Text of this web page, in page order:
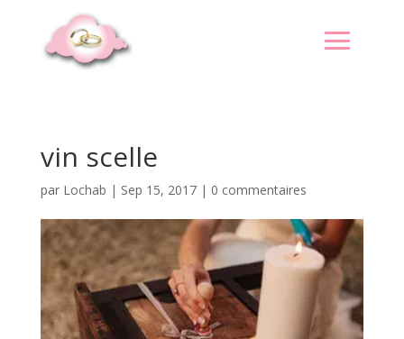
vin scelle
par Lochab | Sep 15, 2017| 0 commentaires